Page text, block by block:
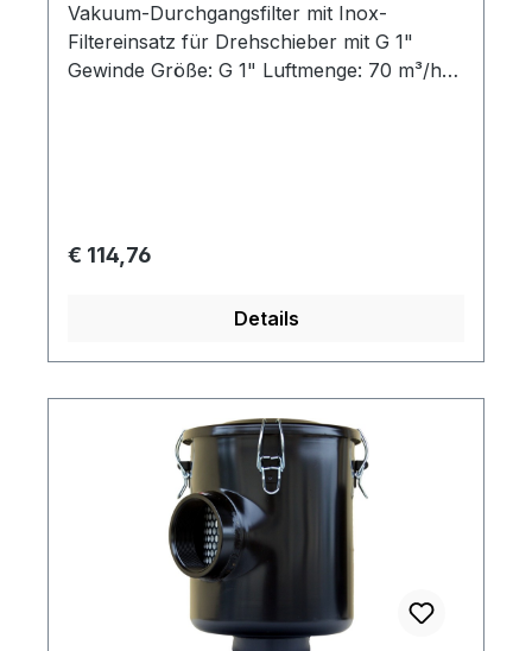
Vakuum-Durchgangsfilter mit Inox-
Filtereinsatz für Drehschieber mit G 1"
Gewinde Größe: G 1" Luftmenge: 70 m³/h
Regulärer Preis:
€ 114,76
Details